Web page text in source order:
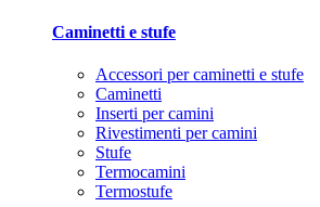
Caminetti e stufe
Accessori per caminetti e stufe
Caminetti
Inserti per camini
Rivestimenti per camini
Stufe
Termocamini
Termostufe